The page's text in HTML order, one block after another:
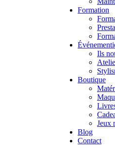
Formation
Ils
Boutique
Jeux
Blog
Contact